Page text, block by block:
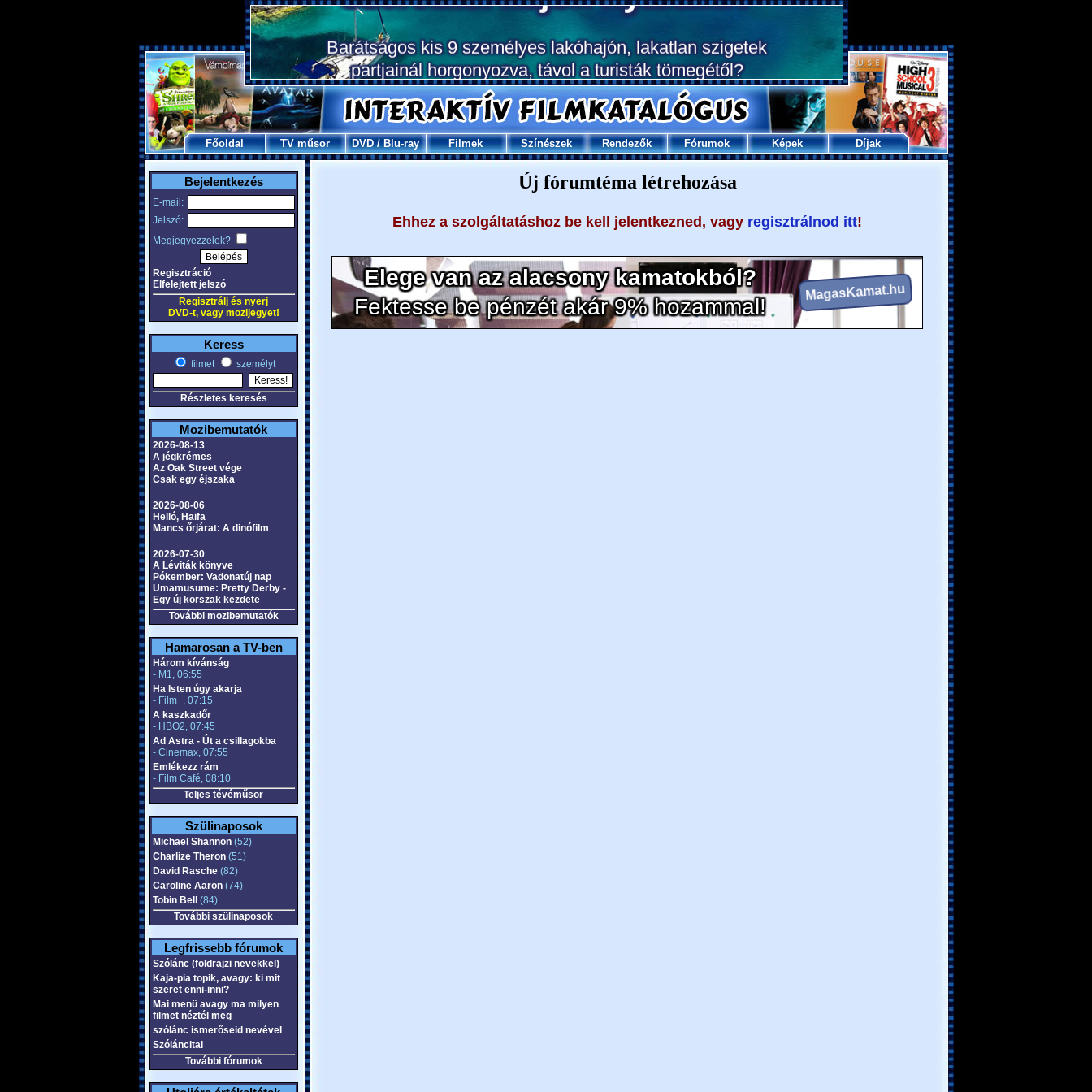
Főoldal TV műsor DVD/Blu-ray Filmek Színészek Rendezők Fórumok Képek Díjak
Bejelentkezés
E-mail:
Jelszó:
Megjegyezzelek?
Regisztráció
Elfelejtett jelszó
Regisztrálj és nyerj
DVD-t, vagy mozijegyet!
Keress
filmet személyt
Részletes keresés
Mozibemutatók
2026-08-13
A jégkrémes
Az Oak Street vége
Csak egy éjszaka
2026-08-06
Helló, Haifa
Mancs őrjárat: A dinófilm
2026-07-30
A Léviták könyve
Pókember: Vadonatúj nap
Umamusume: Pretty Derby -
Egy új korszak kezdete
További mozibemutatók
Hamarosan a TV-ben
Három kívánság
- M1, 06:55
Ha Isten úgy akarja
- Film+, 07:15
A kaszkadőr
- HBO2, 07:45
Ad Astra - Út a csillagokba
- Cinemax, 07:55
Emlékezz rám
- Film Café, 08:10
Teljes tévéműsor
Szülinaposok
Michael Shannon(52)
Charlize Theron(51)
David Rasche(82)
Caroline Aaron(74)
Tobin Bell
(84)
További szülinaposok
Legfrissebb fórumok
Szólánc (földrajzi nevekkel)
Kaja-pia topik, avagy: ki mit
szeret enni-inni?
Mai menü avagy ma milyen
filmet néztél meg
szólánc ismerőseid nevével
Szóláncital
További fórumok
Új fórumtéma létrehozása
Ehhez a szolgáltatáshoz be kell jelentkezned, vagy regisztrálnod itt!